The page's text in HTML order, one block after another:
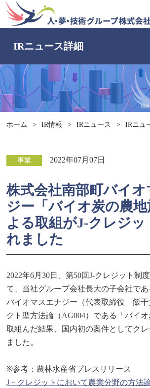
IRニュース詳細
ホーム > IR情報 > IRニュース > IRニュ
事業 2022年07月07日
株式会社南部町バイ
ジー「バイオ炭の農
よる取組がJ-クレジッ
れました
2022年6月30日、第50回J-クレジット制
て、当社グループ会社長大の子会社で
バイオマスエナジー（代表取締役 飯干
クト型方法論（AG004）である「バイ
取組んだ結果、国内初の案件としてク
ました。
※参考：農林水産省プレスリリース
J－クレジットにおいて農業分野の方法